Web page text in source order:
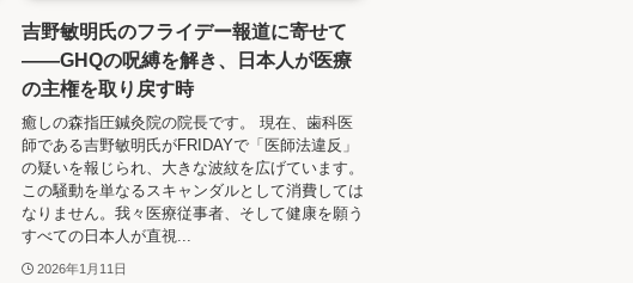
吉野敏明氏のフライデー報道に寄せて
——GHQの呪縛を解き、日本人が医療
の主権を取り戻す時
癒しの森指圧鍼灸院の院長です。 現在、歯科医
師である吉野敏明氏がFRIDAYで「医師法違反」
の疑いを報じられ、大きな波紋を広げています。
この騒動を単なるスキャンダルとして消費しては
なりません。我々医療従事者、そして健康を願う
すべての日本人が直視...
2026年1月11日